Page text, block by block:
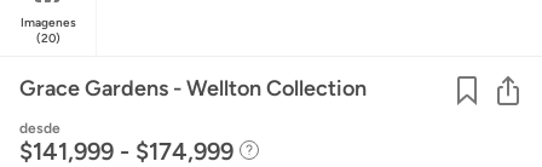
Imagenes
(20)
Grace Gardens - Wellton Collection
desde
$141,999 - $174,999